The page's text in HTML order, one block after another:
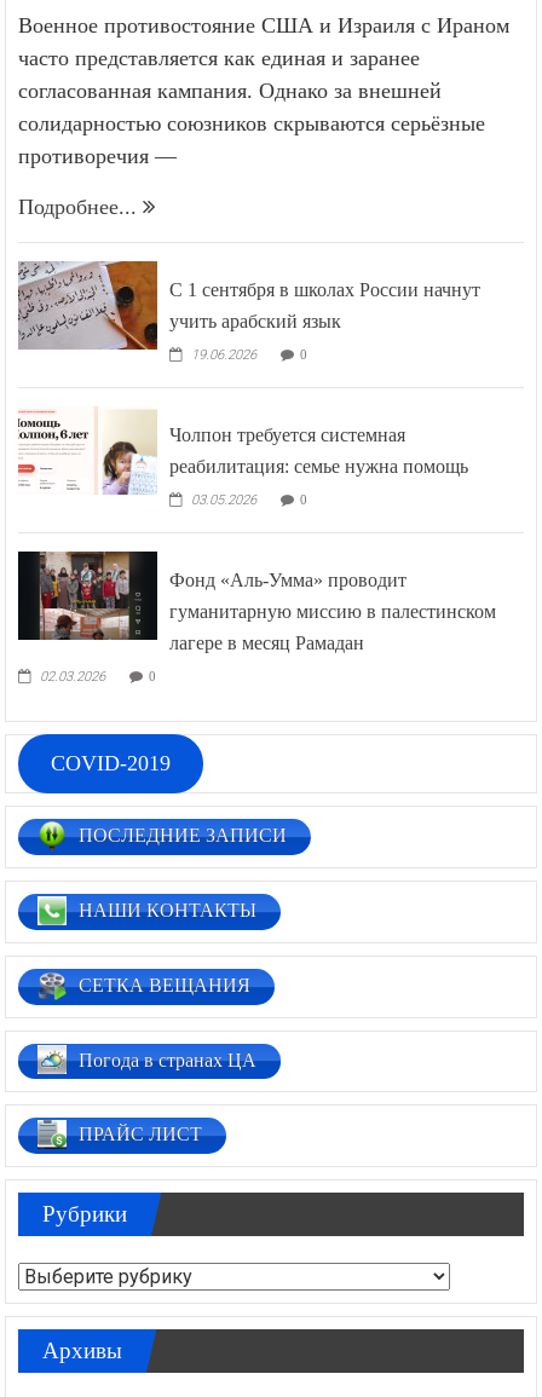
Военное противостояние США и Израиля с Ираном
часто представляется как единая и заранее
согласованная кампания. Однако за внешней
солидарностью союзников скрываются серьёзные
противоречия —
Подробнее...
С 1 сентября в школах России начнут
учить арабский язык
19.06.2026 0
Чолпон требуется системная
реабилитация: семье нужна помощь
03.05.2026 0
Фонд «Аль-Умма» проводит
гуманитарную миссию в палестинском
лагере в месяц Рамадан
02.03.2026 0
COVID-2019
ПОСЛЕДНИЕ ЗАПИСИ
НАШИ КОНТАКТЫ
СЕТКА ВЕЩАНИЯ
Погода в странах ЦА
ПРАЙС ЛИСТ
Рубрики
Рубрики
Архивы